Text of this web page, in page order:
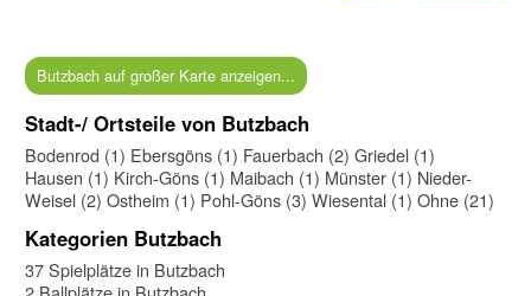
Butzbach auf großer Karte anzeigen...
Stadt-/ Ortsteile von Butzbach
Bodenrod (1) Ebersgöns (1) Fauerbach (2) Griedel (1)
Hausen (1) Kirch-Göns (1) Maibach (1) Münster (1) Nieder-
Weisel (2) Ostheim (1) Pohl-Göns (3) Wiesental (1) Ohne (21)
Kategorien Butzbach
37 Spielplätze in Butzbach